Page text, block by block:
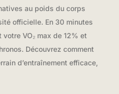
au poids du corps
officielle. En 30 minutes
VO₂ max de 12% et
Découvrez comment
d’entraînement efficace,